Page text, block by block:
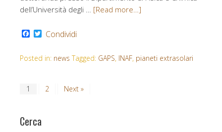
dell’Università degli … [Read more…]
Facebook
Twitter
Condividi
Posted in: news Tagged: GAPS, INAF, pianeti extrasolari
1 2 Next »
Cerca